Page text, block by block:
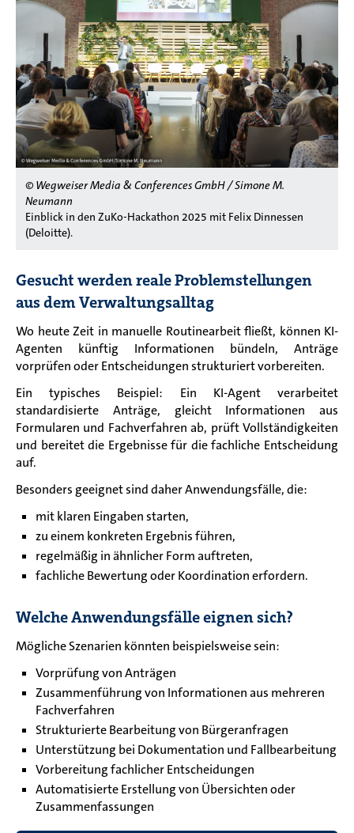
© Wegweiser Media & Conferences GmbH / Simone M.
Neumann
Einblick in den ZuKo-Hackathon 2025 mit Felix Dinnessen
(Deloitte).
Gesucht werden reale Problemstellungen
aus dem Verwaltungsalltag
Wo heute Zeit in manuelle Routinearbeit fließt, können KI-
Agenten künftig Informationen bündeln, Anträge
vorprüfen oder Entscheidungen strukturiert vorbereiten.
Ein typisches Beispiel: Ein KI-Agent verarbeitet
standardisierte Anträge, gleicht Informationen aus
Formularen und Fachverfahren ab, prüft Vollständigkeiten
und bereitet die Ergebnisse für die fachliche Entscheidung
auf.
Besonders geeignet sind daher Anwendungsfälle, die:
mit klaren Eingaben starten,
zu einem konkreten Ergebnis führen,
regelmäßig in ähnlicher Form auftreten,
fachliche Bewertung oder Koordination erfordern.
Welche Anwendungsfälle eignen sich?
Mögliche Szenarien könnten beispielsweise sein:
Vorprüfung von Anträgen
Zusammenführung von Informationen aus mehreren
Fachverfahren
Strukturierte Bearbeitung von Bürgeranfragen
Unterstützung bei Dokumentation und Fallbearbeitung
Vorbereitung fachlicher Entscheidungen
Automatisierte Erstellung von Übersichten oder
Zusammenfassungen